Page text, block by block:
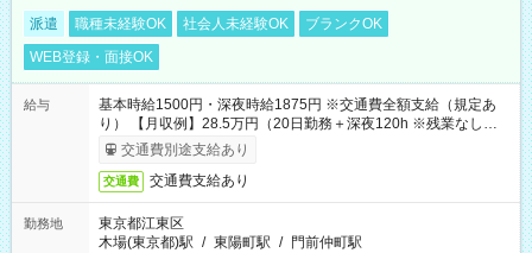
派遣 職種未経験OK 社会人未経験OK
ブランクOK
WEB登録・面接OK
給与
基本時給1500円・深夜時給1875円 ※交通費全額支給（規定あ
り） 【月収例】28.5万円（20日勤務＋深夜120h ※残業なしの場
合）交通費別途支給あり
交通費 交通費支給あり
勤務地
東京都江東区
木場(東京都)駅 / 東陽町駅 / 門前仲町駅